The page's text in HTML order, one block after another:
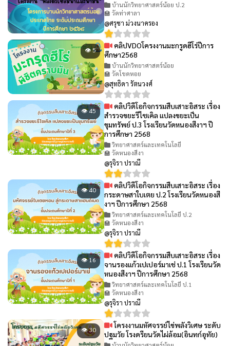
บ้านนักวิทยาศาสตร์น้อย ป.2
🏫 วัดท่าศาลา
@ศรุชา ม่วงนาครอง
👁 5
คลิปVDOโครงงานมะกรูดฮีโร่ปีการ
ศึกษา2568
บ้านนักวิทยาศาสตร์น้อย
🏫 วัดโขดหอย
@สุทธิดา รัตนวงศ์
👁 45
คลิปวิดีโอกิจกรรมสืบเสาะอิสระ เรื่อง
สำรวจขยะรีไซเคิล แปลงขยะเป็น
ขุมทรัพย์ ป.3 โรงเรียนวัดหนองสีงาฯ ปี
การศึกษา 2568
วิทยาศาสตร์และเทคโนโลยี
🏫 วัดหนองสีงา
@รุจิรา ปราณี
👁 40
คลิปวิดีโอกิจกรรมสืบเสาะอิสระ เรื่อง
กระดาษสาใบเตย ป.2 โรงเรียนวัดหนองสี
งาฯ ปีการศึกษา 2568
วิทยาศาสตร์และเทคโนโลยี ป.2
🏫 วัดหนองสีงา
@รุจิรา ปราณี
👁 16
คลิปวิดีโอกิจกรรมสืบเสาะอิสระ เรื่อง
จานรองแก้วเปเปอร์มาเช่ ป.1 โรงเรียนวัด
หนองสีงาฯ ปีการศึกษา 2568
วิทยาศาสตร์และเทคโนโลยี ป.1
🏫 วัดหนองสีงา
@รุจิรา ปราณี
👁 30
โครงงานมหัศจรรย์ไข่พลังวิเศษ ระดับ
ปฐมวัย โรงดรียนวัดไผ่ล้อม(อินทก์อุทัย)